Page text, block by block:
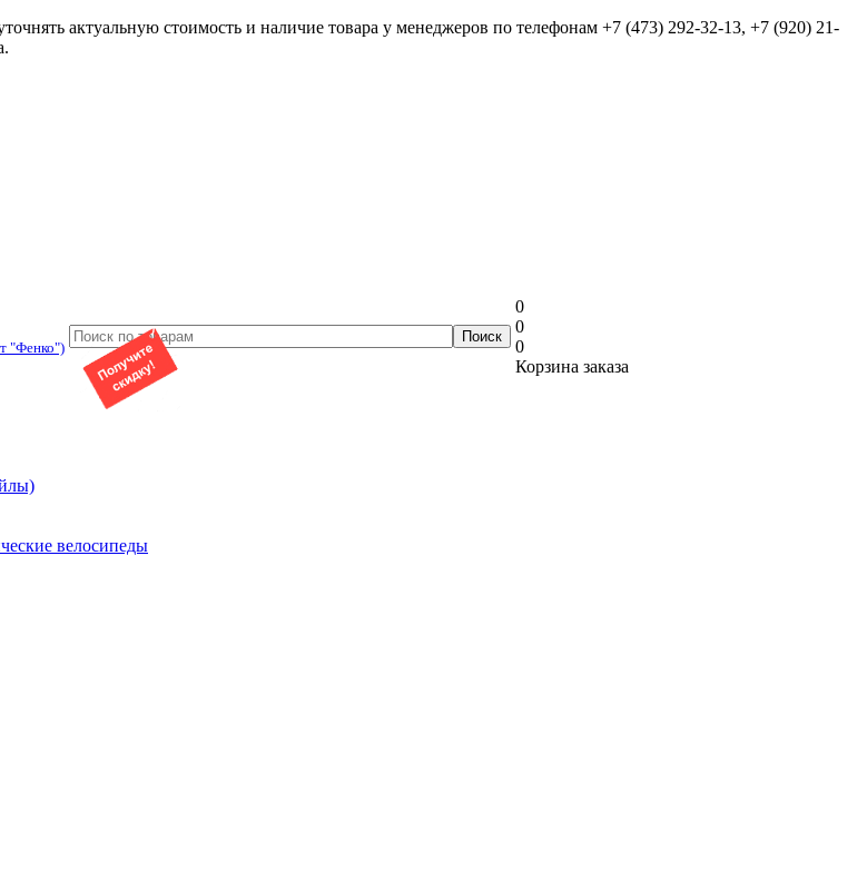
актуальную стоимость и наличие товара у менеджеров по телефонам +7 (473) 292-32-13, +7 (920) 21-
"Фенко")
0
0
0
Корзина заказа
велосипеды